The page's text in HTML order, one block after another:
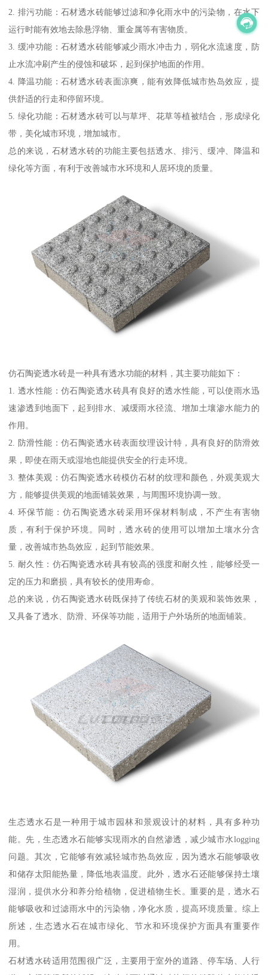
2. 排污功能：石材透水砖能够过滤和净化雨水中的污染物，在水下
运行时能有效地去除悬浮物、重金属等有害物质。
3. 缓冲功能：石材透水砖能够减少雨水冲击力，弱化水流速度，防
止水流冲刷产生的侵蚀和破坏，起到保护地面的作用。
4. 降温功能：石材透水砖表面凉爽，能有效降低城市热岛效应，提
供舒适的行走和停留环境。
5. 绿化功能：石材透水砖可以与草坪、花草等植被结合，形成绿化
带，美化城市环境，增加城市。
总的来说，石材透水砖的功能主要包括透水、排污、缓冲、降温和
绿化等方面，有利于改善城市水环境和人居环境的质量。
仿石陶瓷透水砖是一种具有透水功能的材料，其主要功能如下：
1. 透水性能：仿石陶瓷透水砖具有良好的透水性能，可以使雨水迅
速渗透到地面下，起到排水、减缓雨水径流、增加土壤渗水能力的
作用。
2. 防滑性能：仿石陶瓷透水砖表面纹理设计特，具有良好的防滑效
果，即使在雨天或湿地也能提供安全的行走环境。
3. 整体美观：仿石陶瓷透水砖模仿石材的纹理和颜色，外观美观大
方，能够提供美观的地面铺装效果，与周围环境协调一致。
4. 环保节能：仿石陶瓷透水砖采用环保材料制成，不产生有害物
质，有利于保护环境。同时，透水砖的使用可以增加土壤水分含
量，改善城市热岛效应，起到节能效果。
5. 耐久性：仿石陶瓷透水砖具有较高的强度和耐久性，能够经受一
定的压力和磨损，具有较长的使用寿命。
总的来说，仿石陶瓷透水砖既保持了传统石材的美观和装饰效果，
又具备了透水、防滑、环保等功能，适用于户外场所的地面铺装。
生态透水石是一种用于城市园林和景观设计的材料，具有多种功
能。先，生态透水石能够实现雨水的自然渗透，减少城市水logging
问题。其次，它能够有效减轻城市热岛效应，因为透水石能够吸收
和储存太阳能热量，降低地表温度。此外，透水石还能够保持土壤
湿润，提供水分和养分给植物，促进植物生长。重要的是，透水石
能够吸收和过滤雨水中的污染物，净化水质，提高环境质量。综上
所述，生态透水石在城市绿化、节水和环境保护方面具有重要作
用。
石材透水砖适用范围很广泛，主要用于室外的道路、停车场、人行